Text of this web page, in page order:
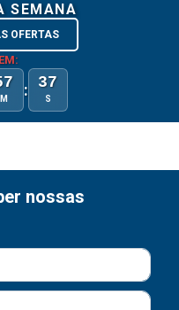
SEMANA
OFERTAS
M : 37
S
nossas